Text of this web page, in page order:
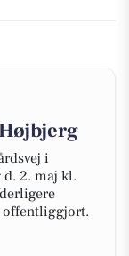
i
2. maj kl.
offentliggjort.